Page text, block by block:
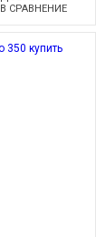
В СРАВНЕНИЕ